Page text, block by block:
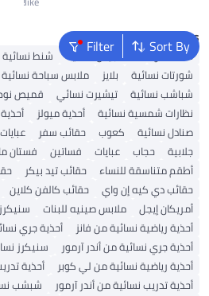
Sort By
FilterPopular Searches
شنط ألدو شنط جيس نسائية شنط نسائية
شورتات نسائية
بلايز ملابس سباحة نسائية
شباشب نسائية
تيشيرت نسائي
قميص
نظارات شمسية نسائية
أحذية ميولز
صنادل نسائية
كعوب حقائب سفر
جلابية
حجاب عبايات فساتين فستان
أطقم متناسقة للنساء
حقائب تيد بيكر
حقائب دي كيه إن واي
حقائب كالفن كلاين
أمريكان إيجل
ملابس صينيه للبنات
أحذية رياضية نسائية من فانز
أحذية جري
أحذية جري نسائية من أندر آرمور
سنيكرز
أحذية رياضية نسائية من لي كوبر
أحذية
أحذية تدريب نسائية من أندر آرمور
شبشب